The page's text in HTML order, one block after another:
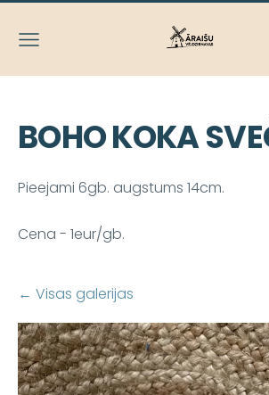
BOHO KOKA
Pieejami 6gb. augstums 14cm.
Cena - 1eur/gb.
Visas galerijas